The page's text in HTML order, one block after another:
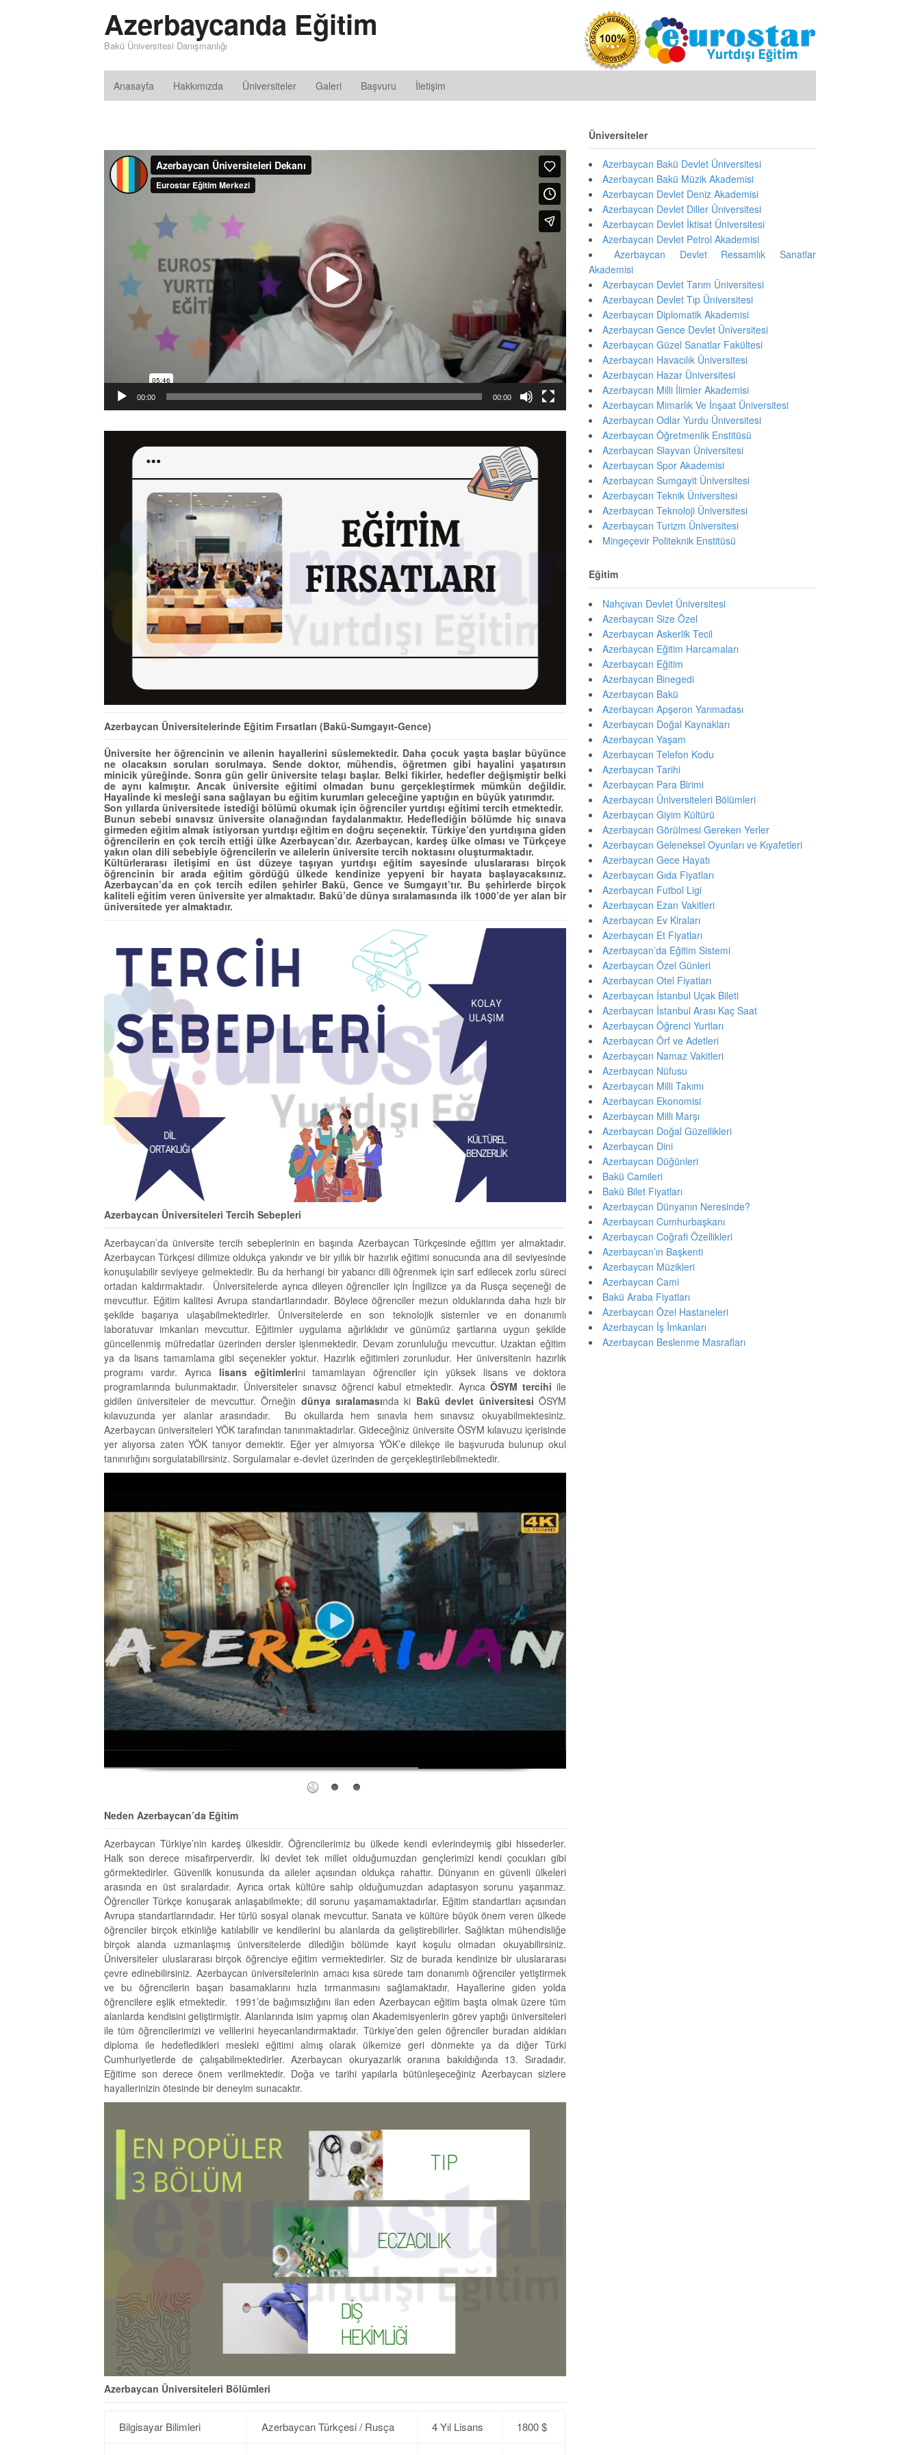
Azerbaycanda Eğitim
Bakü Üniversitesi Danışmanlığı
Anasayfa Hakkımızda Üniversiteler Galeri Başvuru İletişim
Video
oynatıcı
00:00 00:00
Azerbaycan Üniversitelerinde Eğitim Fırsatları (Bakü-Sumgayıt-Gence)
Üniversite her öğrencinin ve ailenin hayallerini süslemektedir. Daha çocuk yaşta başlar büyünce
ne olacaksın soruları sorulmaya. Sende doktor, mühendis, öğretmen gibi hayalini yaşatırsın
minicik yüreğinde. Sonra gün gelir üniversite telaşı başlar. Belki fikirler, hedefler değişmiştir belki
de aynı kalmıştır. Ancak üniversite eğitimi olmadan bunu gerçekleştirmek mümkün değildir.
Hayalinde ki mesleği sana sağlayan bu eğitim kurumları geleceğine yaptığın en büyük yatırımdır.
Son yıllarda üniversitede istediği bölümü okumak için öğrenciler yurtdışı eğitimi tercih etmektedir.
Bunun sebebi sınavsız üniversite olanağından faydalanmaktır. Hedeflediğin bölümde hiç sınava
girmeden eğitim almak istiyorsan yurtdışı eğitim en doğru seçenektir. Türkiye’den yurtdışına giden
öğrencilerin en çok tercih ettiği ülke Azerbaycan’dır. Azerbaycan, kardeş ülke olması ve Türkçeye
yakın olan dili sebebiyle öğrencilerin ve ailelerin üniversite tercih noktasını oluşturmaktadır.
Kültürlerarası iletişimi en üst düzeye taşıyan yurtdışı eğitim sayesinde uluslararası birçok
öğrencinin bir arada eğitim gördüğü ülkede kendinize yepyeni bir hayata başlayacaksınız.
Azerbaycan’da en çok tercih edilen şehirler Bakü, Gence ve Sumgayıt’tır. Bu şehirlerde birçok
kaliteli eğitim veren üniversite yer almaktadır. Bakü’de dünya sıralamasında ilk 1000’de yer alan bir
üniversitede yer almaktadır.
Azerbaycan Üniversiteleri Tercih Sebepleri
Azerbaycan’da üniversite tercih sebeplerinin en başında Azerbaycan Türkçesinde eğitim yer almaktadır.
Azerbaycan Türkçesi dilimize oldukça yakındır ve bir yıllık bir hazırlık eğitimi sonucunda ana dil seviyesinde
konuşulabilir seviyeye gelmektedir. Bu da herhangi bir yabancı dili öğrenmek için sarf edilecek zorlu süreci
ortadan kaldırmaktadır. Üniversitelerde ayrıca dileyen öğrenciler için İngilizce ya da Rusça seçeneği de
mevcuttur. Eğitim kalitesi Avrupa standartlarındadır. Böylece öğrenciler mezun olduklarında daha hızlı bir
şekilde başarıya ulaşabilmektedirler. Üniversitelerde en son teknolojik sistemler ve en donanımlı
laboratuvar imkanları mevcuttur. Eğitimler uygulama ağırlıklıdır ve günümüz şartlarına uygun şekilde
güncellenmiş müfredatlar üzerinden dersler işlenmektedir. Devam zorunluluğu mevcuttur. Uzaktan eğitim
ya da lisans tamamlama gibi seçenekler yoktur. Hazırlık eğitimleri zorunludur. Her üniversitenin hazırlık
programı vardır. Ayrıca lisans eğitimlerini tamamlayan öğrenciler için yüksek lisans ve doktora
programlarında bulunmaktadır. Üniversiteler sınavsız öğrenci kabul etmektedir. AyrıcaÖSYM tercihi ile
gidilen üniversiteler de mevcuttur. Örneğin dünya sıralamasında ki Bakü devlet üniversitesi ÖSYM
kılavuzunda yer alanlar arasındadır. Bu okullarda hem sınavla hem sınavsız okuyabilmektesiniz.
Azerbaycan üniversiteleri YÖK tarafından tanınmaktadırlar. Gideceğiniz üniversite ÖSYM kılavuzu içerisinde
yer alıyorsa zaten YÖK tanıyor demektir. Eğer yer almıyorsa YÖK’e dilekçe ile başvuruda bulunup okul
tanınırlığını sorgulatabilirsiniz. Sorgulamalar e-devlet üzerinden de gerçekleştirilebilmektedir.
Neden Azerbaycan’da Eğitim
Azerbaycan Türkiye’nin kardeş ülkesidir. Öğrencilerimiz bu ülkede kendi evlerindeymiş gibi hissederler.
Halk son derece misafirperverdir. İki devlet tek millet olduğumuzdan gençlerimizi kendi çocukları gibi
görmektedirler. Güvenlik konusunda da aileler açısından oldukça rahattır. Dünyanın en güvenli ülkeleri
arasında en üst sıralardadır. Ayrıca ortak kültüre sahip olduğumuzdan adaptasyon sorunu yaşanmaz.
Öğrenciler Türkçe konuşarak anlaşabilmekte; dil sorunu yaşamamaktadırlar. Eğitim standartları açısından
Avrupa standartlarındadır. Her türlü sosyal olanak mevcuttur. Sanata ve kültüre büyük önem veren ülkede
öğrenciler birçok etkinliğe katılabilir ve kendilerini bu alanlarda da geliştirebilirler. Sağlıktan mühendisliğe
birçok alanda uzmanlaşmış üniversitelerde dilediğin bölümde kayıt koşulu olmadan okuyabilirsiniz.
Üniversiteler uluslararası birçok öğrenciye eğitim vermektedirler. Siz de burada kendinize bir uluslararası
çevre edinebilirsiniz. Azerbaycan üniversitelerinin amacı kısa sürede tam donanımlı öğrenciler yetiştirmek
ve bu öğrencilerin başarı basamaklarını hızla tırmanmasını sağlamaktadır. Hayallerine giden yolda
öğrencilere eşlik etmektedir. 1991’de bağımsızlığını ilan eden Azerbaycan eğitim başta olmak üzere tüm
alanlarda kendisini geliştirmiştir. Alanlarında isim yapmış olan Akademisyenlerin görev yaptığı üniversiteleri
ile tüm öğrencilerimizi ve velilerini heyecanlandırmaktadır. Türkiye’den gelen öğrenciler buradan aldıkları
diploma ile hedefledikleri mesleki eğitimi almış olarak ülkemize geri dönmekte ya da diğer Türki
Cumhuriyetlerde de çalışabilmektedirler. Azerbaycan okuryazarlık oranına bakıldığında 13. Sıradadır.
Eğitime son derece önem verilmektedir. Doğa ve tarihi yapılarla bütünleşeceğiniz Azerbaycan sizlere
hayallerinizin ötesinde bir deneyim sunacaktır.
Azerbaycan Üniversiteleri Bölümleri
Bilgisayar Bilimleri Azerbaycan Türkçesi / Rusça 4 Yıl Lisans 1800 $
Üniversiteler
Azerbaycan Bakü Devlet Üniversitesi
Azerbaycan Bakü Müzik Akademisi
Azerbaycan Devlet Deniz Akademisi
Azerbaycan Devlet Diller Üniversitesi
Azerbaycan Devlet İktisat Üniversitesi
Azerbaycan Devlet Petrol Akademisi
Azerbaycan Devlet Ressamlık Sanatlar
Akademisi
Azerbaycan Devlet Tarım Üniversitesi
Azerbaycan Devlet Tıp Üniversitesi
Azerbaycan Diplomatik Akademisi
Azerbaycan Gence Devlet Üniversitesi
Azerbaycan Güzel Sanatlar Fakültesi
Azerbaycan Havacılık Üniversitesi
Azerbaycan Hazar Üniversitesi
Azerbaycan Milli İlimler Akademisi
Azerbaycan Mimarlık Ve İnşaat Üniversitesi
Azerbaycan Odlar Yurdu Üniversitesi
Azerbaycan Öğretmenlik Enstitüsü
Azerbaycan Slayvan Üniversitesi
Azerbaycan Spor Akademisi
Azerbaycan Sumgayit Üniversitesi
Azerbaycan Teknik Üniversitesi
Azerbaycan Teknoloji Üniversitesi
Azerbaycan Turizm Üniversitesi
Mingeçevir Politeknik Enstitüsü
Eğitim
Nahçıvan Devlet Üniversitesi
Azerbaycan Size Özel
Azerbaycan Askerlik Tecil
Azerbaycan Eğitim Harcamaları
Azerbaycan Eğitim
Azerbaycan Binegedi
Azerbaycan Bakü
Azerbaycan Apşeron Yarımadası
Azerbaycan Doğal Kaynakları
Azerbaycan Yaşam
Azerbaycan Telefon Kodu
Azerbaycan Tarihi
Azerbaycan Para Birimi
Azerbaycan Üniversiteleri Bölümleri
Azerbaycan Giyim Kültürü
Azerbaycan Görülmesi Gereken Yerler
Azerbaycan Geleneksel Oyunları ve Kıyafetleri
Azerbaycan Gece Hayatı
Azerbaycan Gıda Fiyatları
Azerbaycan Futbol Ligi
Azerbaycan Ezan Vakitleri
Azerbaycan Ev Kiraları
Azerbaycan Et Fiyatları
Azerbaycan’da Eğitim Sistemi
Azerbaycan Özel Günleri
Azerbaycan Otel Fiyatları
Azerbaycan İstanbul Uçak Bileti
Azerbaycan İstanbul Arası Kaç Saat
Azerbaycan Öğrenci Yurtları
Azerbaycan Örf ve Adetleri
Azerbaycan Namaz Vakitleri
Azerbaycan Nüfusu
Azerbaycan Milli Takımı
Azerbaycan Ekonomisi
Azerbaycan Milli Marşı
Azerbaycan Doğal Güzellikleri
Azerbaycan Dini
Azerbaycan Düğünleri
Bakü Camileri
Bakü Bilet Fiyatları
Azerbaycan Dünyanın Neresinde?
Azerbaycan Cumhurbaşkanı
Azerbaycan Coğrafi Özellikleri
Azerbaycan’ın Başkenti
Azerbaycan Müzikleri
Azerbaycan Cami
Bakü Araba Fiyatları
Azerbaycan Özel Hastaneleri
Azerbaycan İş İmkanları
Azerbaycan Beslenme Masrafları